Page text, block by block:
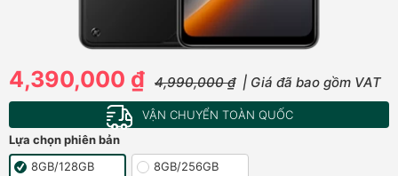
4,390,000 ₫ 4,990,000 ₫ | Giá đã bao gồm VAT
VẬN CHUYỂN TOÀN QUỐC
Lựa chọn phiên bản
8GB/128GB
8GB/256GB